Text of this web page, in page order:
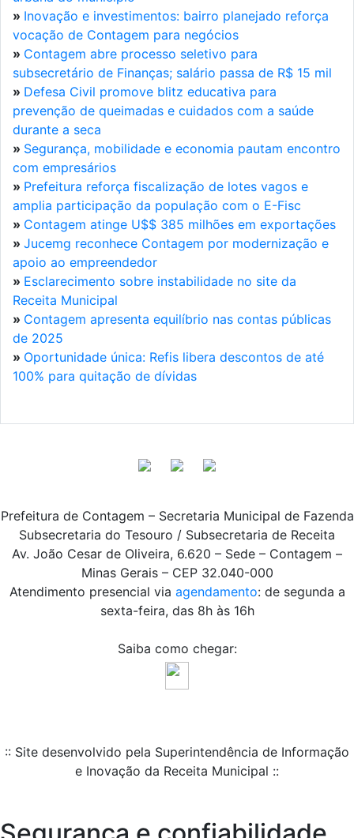
» Inovação e investimentos: bairro planejado reforça
vocação de Contagem para negócios
» Contagem abre processo seletivo para
subsecretário de Finanças; salário passa de R$ 15 mil
» Defesa Civil promove blitz educativa para
prevenção de queimadas e cuidados com a saúde
durante a seca
» Segurança, mobilidade e economia pautam encontro
com empresários
» Prefeitura reforça fiscalização de lotes vagos e
amplia participação da população com o E-Fisc
» Contagem atinge U$$ 385 milhões em exportações
» Jucemg reconhece Contagem por modernização e
apoio ao empreendedor
» Esclarecimento sobre instabilidade no site da
Receita Municipal
» Contagem apresenta equilíbrio nas contas públicas
de 2025
» Oportunidade única: Refis libera descontos de até
100% para quitação de dívidas
Prefeitura de Contagem – Secretaria Municipal de Fazenda
Subsecretaria do Tesouro / Subsecretaria de Receita
Av. João Cesar de Oliveira, 6.620 – Sede – Contagem –
Minas Gerais – CEP 32.040-000
Atendimento presencial via agendamento: de segunda a
sexta-feira, das 8h às 16h
Saiba como chegar:
:: Site desenvolvido pela Superintendência de Informação
e Inovação da Receita Municipal ::